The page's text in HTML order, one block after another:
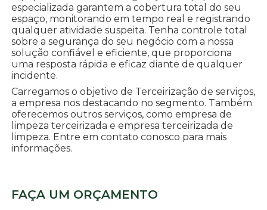
especializada garantem a cobertura total do seu
espaço, monitorando em tempo real e registrando
qualquer atividade suspeita. Tenha controle total
sobre a segurança do seu negócio com a nossa
solução confiável e eficiente, que proporciona
uma resposta rápida e eficaz diante de qualquer
incidente.
Carregamos o objetivo de Terceirização de serviços,
a empresa nos destacando no segmento. Também
oferecemos outros serviços, como empresa de
limpeza terceirizada e empresa terceirizada de
limpeza. Entre em contato conosco para mais
informações.
FAÇA UM ORÇAMENTO